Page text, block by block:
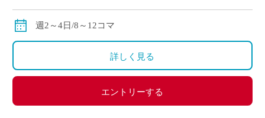
ル給与）
週2～4日/8～12コマ
詳しく見る
エントリーする